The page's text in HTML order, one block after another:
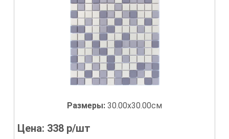
Размеры: 30.00x30.00см
Цена: 338 р/шт